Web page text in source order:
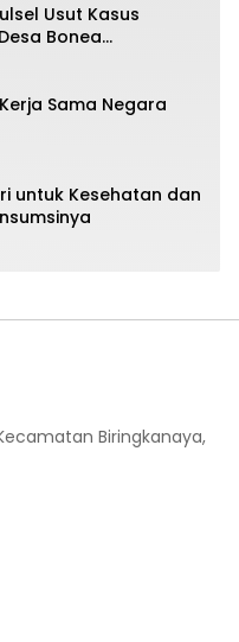
Usut Kasus
Bonea
Selayar
Sama Negara
untuk Kesehatan dan
Biringkanaya,